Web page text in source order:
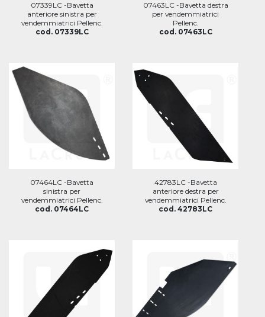
07339LC -Bavetta
anteriore sinistra per
vendemmiatrici Pellenc.
cod. 07339LC
07463LC -Bavetta destra
per vendemmiatrici
Pellenc.
cod. 07463LC
07464LC -Bavetta
sinistra per
vendemmiatrici Pellenc.
cod. 07464LC
42783LC -Bavetta
anteriore destra per
vendemmiatrici Pellenc.
cod. 42783LC